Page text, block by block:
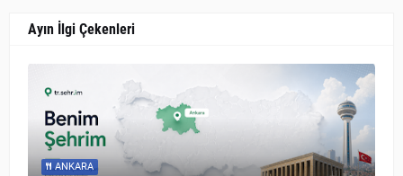
Ayın İlgi Çekenleri
ANKARA